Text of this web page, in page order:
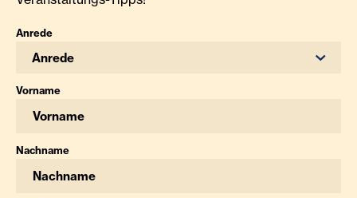
Anrede
Anrede
Vorname
Nachname